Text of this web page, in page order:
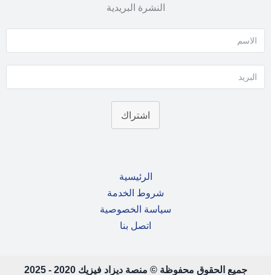
النشرة البريدية
اشتراك
الرئيسية
شروط الخدمة
سياسة الخصوصية
اتصل بنا
جميع الحقوق محفوظة © منصة ديزاد فيزيك 2020 - 2025